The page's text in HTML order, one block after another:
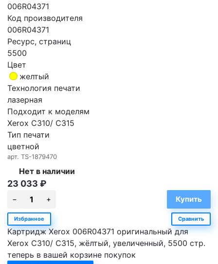
006R04371
Код производителя
006R04371
Ресурс, страниц
5500
Цвет
желтый
Технология печати
лазерная
Подходит к моделям
Xerox C310/ C315
Тип печати
цветной
арт. TS-1879470
Нет в наличии
23 033 ₽
Избранное Сравнить
Картридж Xerox 006R04371 оригинальный для
Xerox C310/ C315, жёлтый, увеличенный, 5500 стр.
теперь в вашей корзине покупок